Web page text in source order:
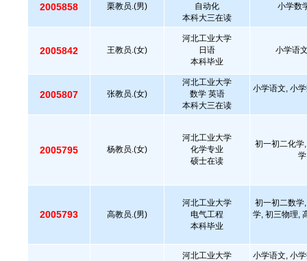
2005858 栗教员.(男)
自动化
本科大三在读
小学数
2005842 王教员.(女)
河北工业大学
日语
本科毕业
小学语
2005807 张教员.(女)
河北工业大学
数学 英语
本科大三在读
小学语文, 小
2005795 杨教员.(女)
河北工业大学
化学专业
硕士在读
初一初二化学
2005793 高教员.(男)
河北工业大学
电气工程
本科毕业
初一初二数学
学, 初三物理,
河北工业大学
小学语文, 小